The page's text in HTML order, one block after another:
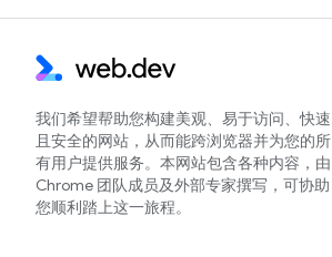
我们希望帮助您构建美观、易于访问、快速
且安全的网站，从而能跨浏览器并为您的所
有用户提供服务。本网站包含各种内容，由
Chrome 团队成员及外部专家撰写，可协助
您顺利踏上这一旅程。